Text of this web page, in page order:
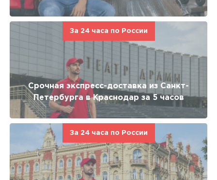
За 24 часа по России
Срочная экспресс-доставка из Санкт-
Петербурга в Краснодар за 5 часов
За 24 часа по России